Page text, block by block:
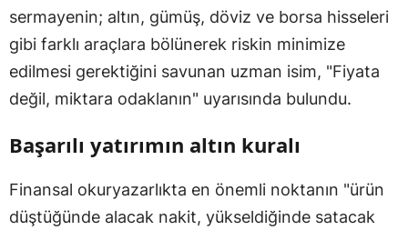
sermayenin; altın, gümüş, döviz ve borsa hisseleri
gibi farklı araçlara bölünerek riskin minimize
edilmesi gerektiğini savunan uzman isim, "Fiyata
değil, miktara odaklanın" uyarısında bulundu.
Başarılı yatırımın altın kuralı
Finansal okuryazarlıkta en önemli noktanın "ürün
düştüğünde alacak nakit, yükseldiğinde satacak